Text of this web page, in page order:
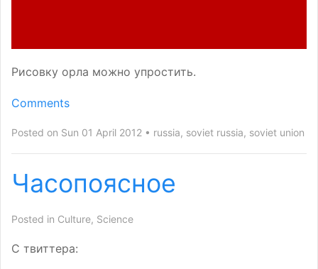
Рисовку орла можно упростить.
Comments
Posted on Sun 01 April 2012 russia, soviet russia, soviet union
Часопоясное
Posted in Culture, Science
С твиттера: